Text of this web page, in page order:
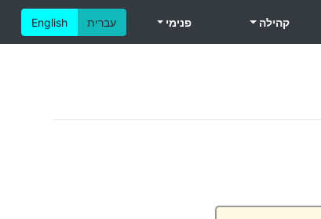
English עברית קהילה פנימי